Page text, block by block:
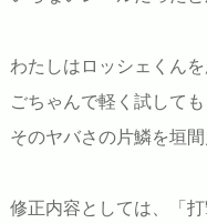
わたしはロッシェくん
ごちゃんで軽く試しても
そのヤバさの片鱗を垣
修正内容としては、「